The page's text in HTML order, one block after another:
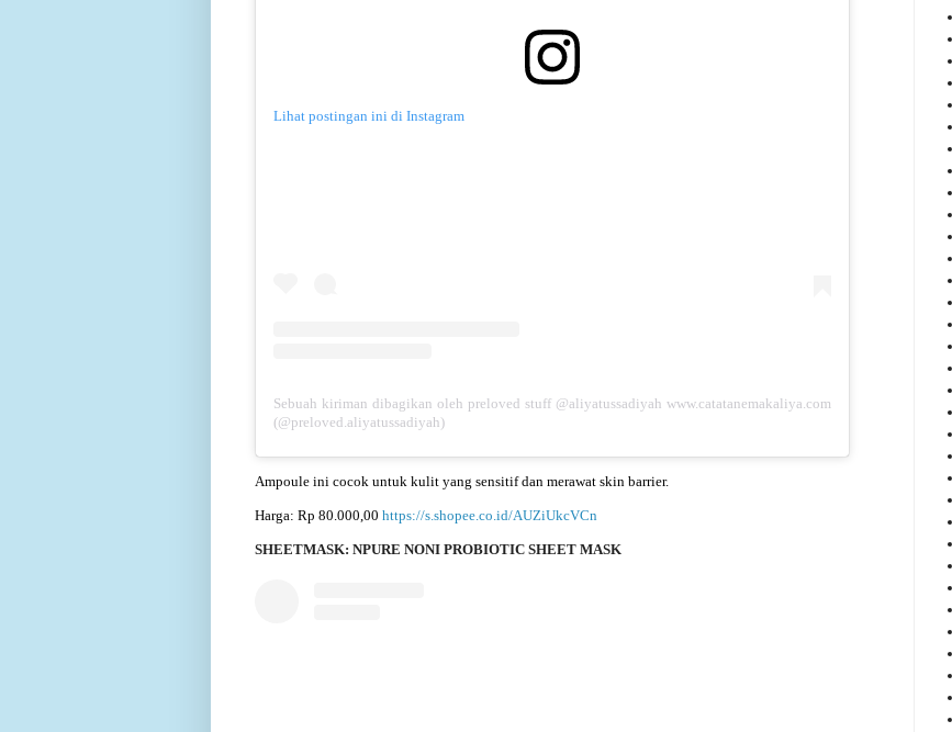
Lihat postingan ini di Instagram
Sebuah kiriman dibagikan oleh preloved stuff @aliyatussadiyah www.catatanemakaliya.com
(@preloved.aliyatussadiyah)
Ampoule ini cocok untuk kulit yang sensitif dan merawat skin barrier.
Harga: Rp 80.000,00 https://s.shopee.co.id/AUZiUkcVCn
SHEETMASK: NPURE NONI PROBIOTIC SHEET MASK